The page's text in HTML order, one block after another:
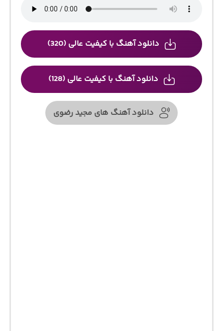
دانلود آهنگ با کیفیت عالی (320)
دانلود آهنگ با کیفیت عالی (128)
دانلود آهنگ های مجید رضوی